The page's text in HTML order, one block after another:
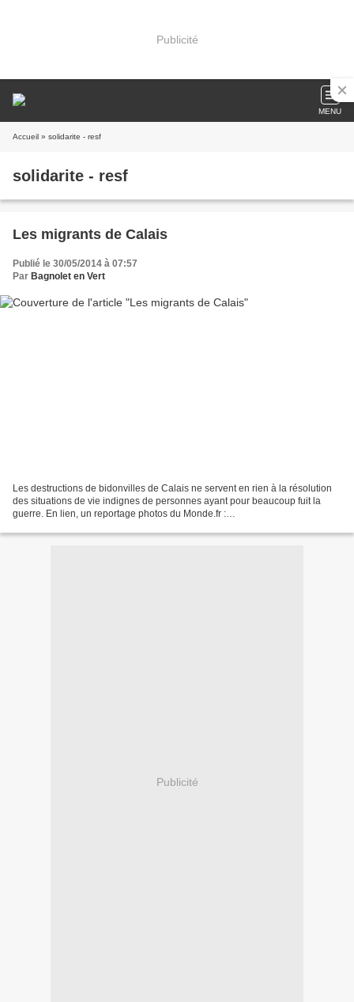
Publicité
MENU
Accueil » solidarite - resf
solidarite - resf
Les migrants de Calais
Publié le 30/05/2014 à 07:57
Par Bagnolet en Vert
Les destructions de bidonvilles de Calais ne servent en rien à la résolution
des situations de vie indignes de personnes ayant pour beaucoup fuit la
guerre. En lien, un reportage photos du Monde.fr :
fortune-l-errance-des-migrants-de-calais_4428260_3224.html...
Publicité